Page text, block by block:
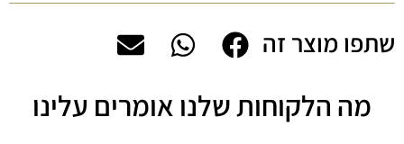
שתפו מוצר זה
מה הלקוחות שלנו אומרים עלינו